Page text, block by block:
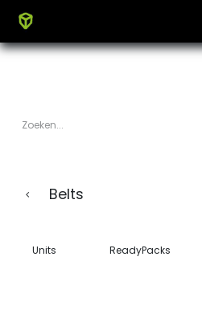
Belts
Units ReadyPacks